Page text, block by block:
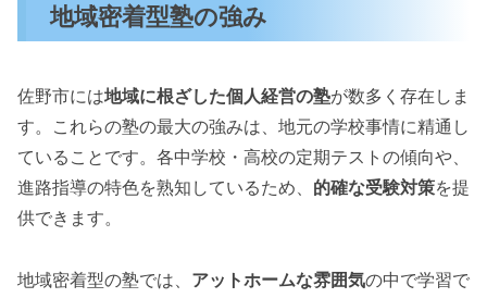
地域密着型塾の強み
佐野市には地域に根ざした個人経営の塾が数多く存在しま
す。これらの塾の最大の強みは、地元の学校事情に精通し
ていることです。各中学校・高校の定期テストの傾向や、
進路指導の特色を熟知しているため、 的確な受験対策を提
供できます。
地域密着型の塾では、 アットホームな雰囲気の中で学習で